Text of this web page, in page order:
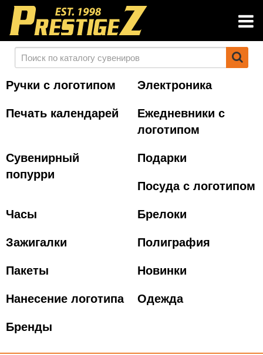
Ручки с логотипом
Электроника
Печать календарей
Ежедневники с
логотипом
Сувенирный
попурри
Подарки
Посуда с логотипом
Часы
Брелоки
Зажигалки
Полиграфия
Пакеты
Новинки
Нанесение логотипа
Одежда
Бренды